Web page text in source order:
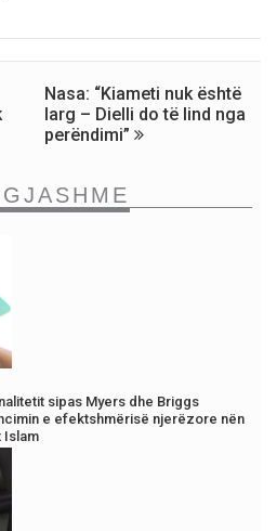
Nasa: “Kiameti nuk është
larg – Dielli do të lind nga
perëndimi”
sipas Myers dhe Briggs
e efektshmërisë njerëzore nën
Islam